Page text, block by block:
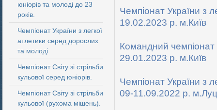
юніорів та молоді до 23
років.
Чемпіонат України з легкої
атлетики серед дорослих
та молоді
Чемпіонат Світу зі стрільби
кульової серед юніорів.
Чемпіонат Світу зі стрільби
кульової (рухома мішень).
Чемпіонат України з
19.02.2023 р. м.Київ
Командний чемпіонат
29.01.2023 р. м.Київ
Чемпіонат України з
09-11.09.2022 р.